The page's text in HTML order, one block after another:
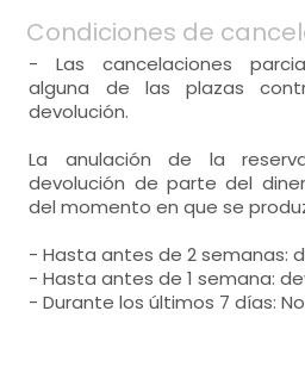
Condiciones de
- Las cancelaciones
alguna de las plazas
devolución.
La anulación de la
devolución de parte del
del momento en que se
- Hasta antes de 2 semanas:
- Hasta antes de 1 semana:
- Durante los últimos 7 días: